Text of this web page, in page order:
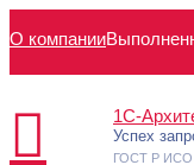
О компании
1С-
Успех
ГОСТ Р ИСО